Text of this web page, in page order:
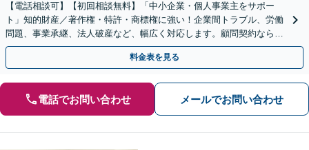
【電話相談可】【初回相談無料】「中小企業・個人事業主をサポー
ト」知的財産／著作権・特許・商標権に強い！企業間トラブル、労働
問題、事業承継、法人破産など、幅広く対応します。顧問契約なら小
まめなご相談が可能です【本千葉駅徒歩３分】
料金表を見る
電話でお問い合わせ メールでお問い合わせ